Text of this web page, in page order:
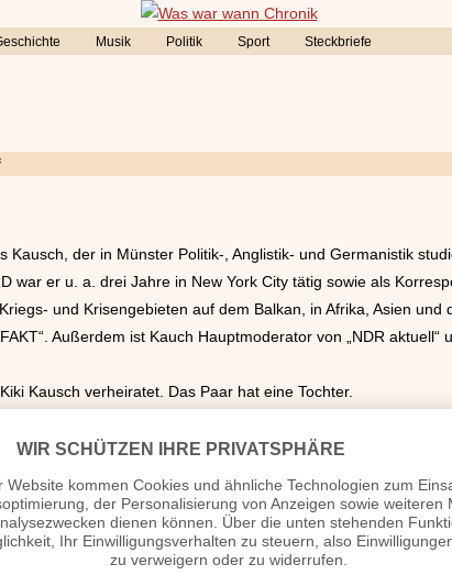
Musik Politik Sport Steckbriefe
Kausch, der in Münster Politik-, Anglistik- und Germanistik
war er u. a. drei Jahre in New York City tätig sowie als
und Krisengebieten auf dem Balkan, in Afrika, Asien
Außerdem ist Kauch Hauptmoderator von „NDR aktuell“
Kausch verheiratet. Das Paar hat eine Tochter.
verheiratet, Kinder etc.